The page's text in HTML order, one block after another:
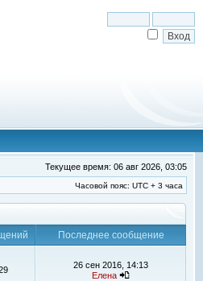
Текущее время: 06 авг 2026, 03:05
Часовой пояс: UTC + 3 часа
Последнее сообщение
26 сен 2016, 14:13
Елена